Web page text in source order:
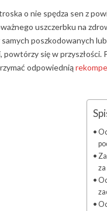
o nie spędza sen z
uszczerbku na
poszkodowanych
się w przyszłości.
odpowiednią